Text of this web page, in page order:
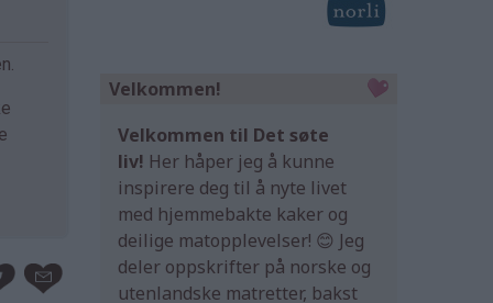
Velkommen!
Velkommen til Det søte
liv! Her håper jeg å kunne
inspirere deg til å nyte livet
med hjemmebakte kaker og
deilige matopplevelser! 😊 Jeg
deler oppskrifter på norske og
utenlandske matretter, bakst